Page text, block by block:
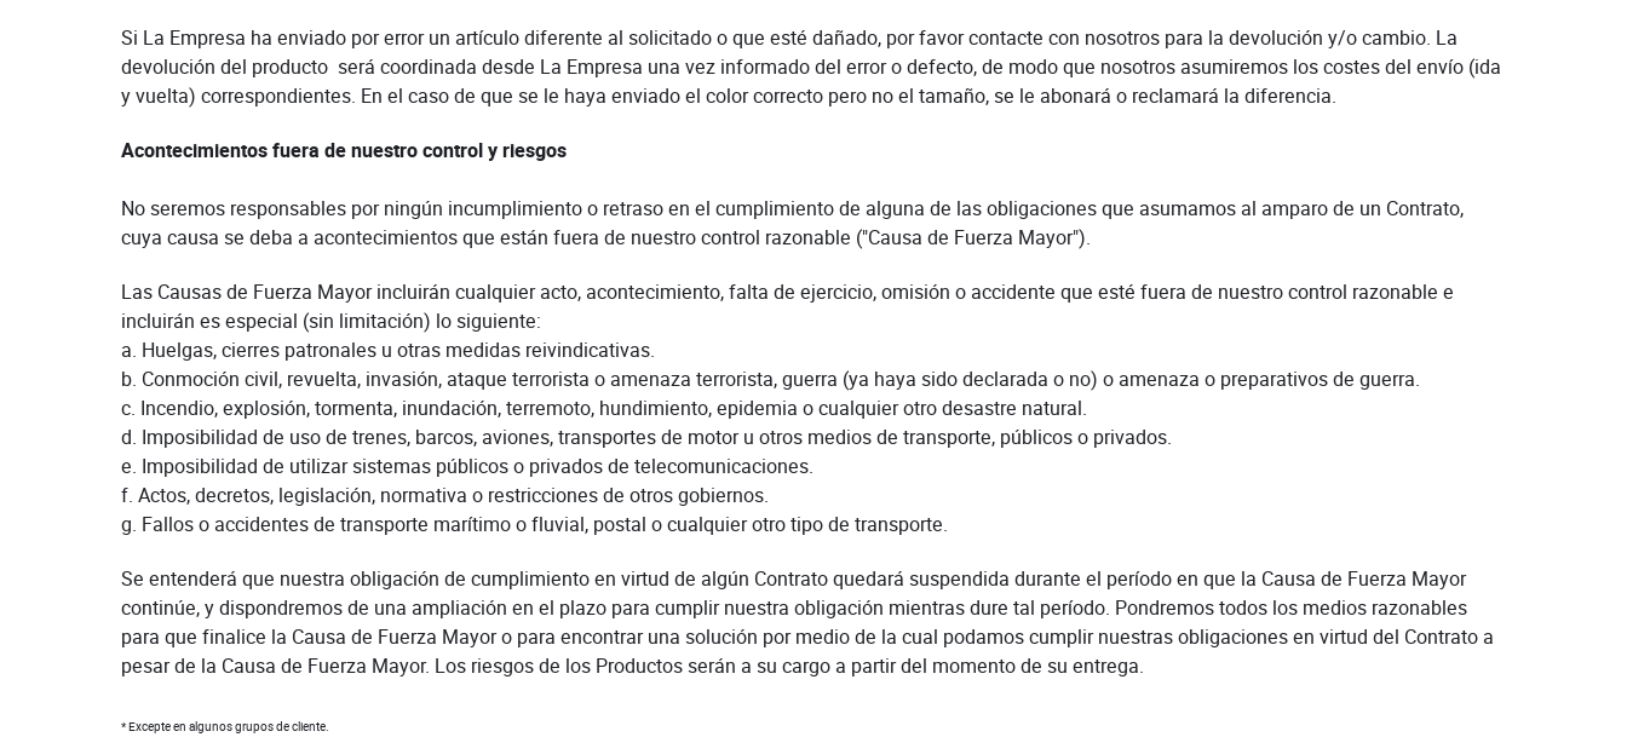
Si La Empresa ha enviado por error un artículo diferente al solicitado o que esté dañado, por favor contacte con nosotros para la devolución y/o cambio. La
devolución del producto será coordinada desde La Empresa una vez informado del error o defecto, de modo que nosotros asumiremos los costes del envío (ida
y vuelta) correspondientes. En el caso de que se le haya enviado el color correcto pero no el tamaño, se le abonará o reclamará la diferencia.
Acontecimientos fuera de nuestro control y riesgos
No seremos responsables por ningún incumplimiento o retraso en el cumplimiento de alguna de las obligaciones que asumamos al amparo de un Contrato,
cuya causa se deba a acontecimientos que están fuera de nuestro control razonable ("Causa de Fuerza Mayor").
Las Causas de Fuerza Mayor incluirán cualquier acto, acontecimiento, falta de ejercicio, omisión o accidente que esté fuera de nuestro control razonable e
incluirán es especial (sin limitación) lo siguiente:
a. Huelgas, cierres patronales u otras medidas reivindicativas.
b. Conmoción civil, revuelta, invasión, ataque terrorista o amenaza terrorista, guerra (ya haya sido declarada o no) o amenaza o preparativos de guerra.
c. Incendio, explosión, tormenta, inundación, terremoto, hundimiento, epidemia o cualquier otro desastre natural.
d. Imposibilidad de uso de trenes, barcos, aviones, transportes de motor u otros medios de transporte, públicos o privados.
e. Imposibilidad de utilizar sistemas públicos o privados de telecomunicaciones.
f. Actos, decretos, legislación, normativa o restricciones de otros gobiernos.
g. Fallos o accidentes de transporte marítimo o fluvial, postal o cualquier otro tipo de transporte.
Se entenderá que nuestra obligación de cumplimiento en virtud de algún Contrato quedará suspendida durante el período en que la Causa de Fuerza Mayor
continúe, y dispondremos de una ampliación en el plazo para cumplir nuestra obligación mientras dure tal período. Pondremos todos los medios razonables
para que finalice la Causa de Fuerza Mayor o para encontrar una solución por medio de la cual podamos cumplir nuestras obligaciones en virtud del Contrato a
pesar de la Causa de Fuerza Mayor. Los riesgos de los Productos serán a su cargo a partir del momento de su entrega.
* Excepte en algunos grupos de cliente.